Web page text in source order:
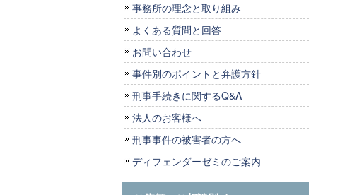
事務所の理念と取り組み
よくある質問と回答
お問い合わせ
事件別のポイントと弁護方針
刑事手続きに関するQ&A
法人のお客様へ
刑事事件の被害者の方へ
ディフェンダーゼミのご案内